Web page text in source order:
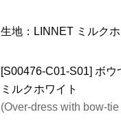
生地：LINNET ミルクホ
[S00476-C01-S01] ボ
ミルクホワイト
(Over-dress with bow-